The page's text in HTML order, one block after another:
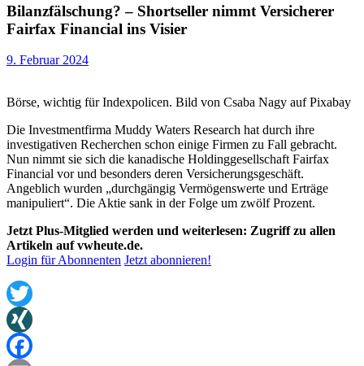
Bilanzfälschung? – Shortseller nimmt Versicherer
Fairfax Financial ins Visier
9. Februar 2024
Börse, wichtig für Indexpolicen. Bild von Csaba Nagy auf Pixabay
Die Investmentfirma Muddy Waters Research hat durch ihre
investigativen Recherchen schon einige Firmen zu Fall gebracht.
Nun nimmt sie sich die kanadische Holdinggesellschaft Fairfax
Financial vor und besonders deren Versicherungsgeschäft.
Angeblich wurden „durchgängig Vermögenswerte und Erträge
manipuliert“. Die Aktie sank in der Folge um zwölf Prozent.
Jetzt Plus-Mitglied werden und weiterlesen: Zugriff zu allen
Artikeln auf vwheute.de.
Login für Abonnenten Jetzt abonnieren!
Twitter
XING